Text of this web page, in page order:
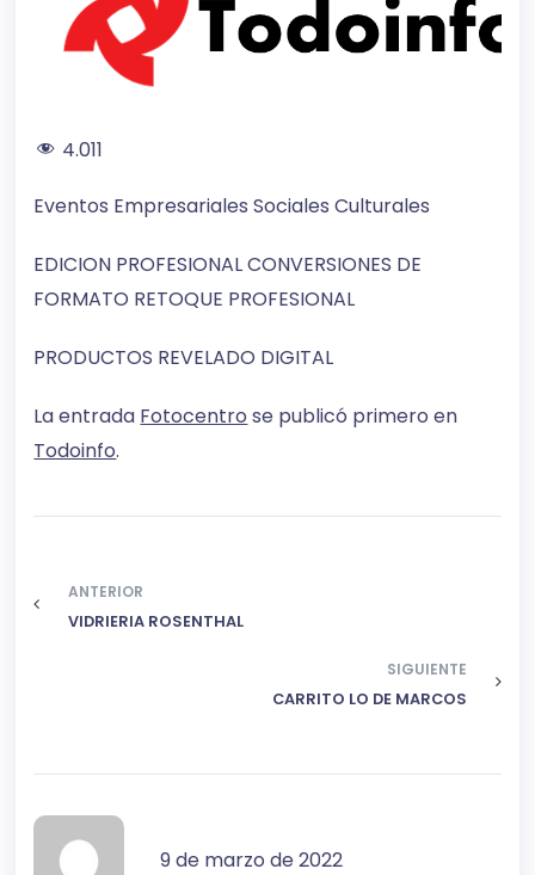
4.011
Eventos Empresariales Sociales Culturales
EDICION PROFESIONAL CONVERSIONES DE
FORMATO RETOQUE PROFESIONAL
PRODUCTOS REVELADO DIGITAL
La entrada Fotocentro se publicó primero en
Todoinfo.
ANTERIOR
VIDRIERIA ROSENTHAL
SIGUIENTE
CARRITO LO DE MARCOS
9 de marzo de 2022